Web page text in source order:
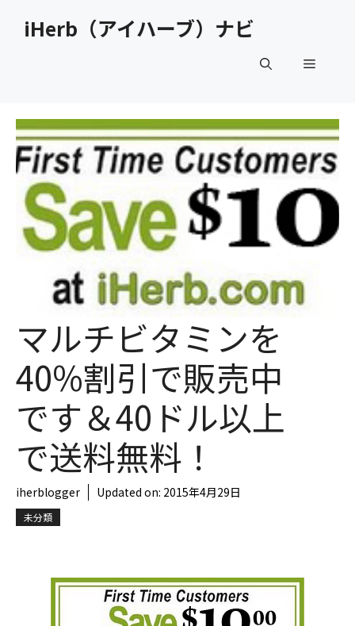
iHerb（アイハーブ）ナビ
メ
ュ
ー
マルチビタミンを
40%割引で販売中
です＆40ドル以上
で送料無料！
iherblogger Updated on: 2015年4月29日
未分類